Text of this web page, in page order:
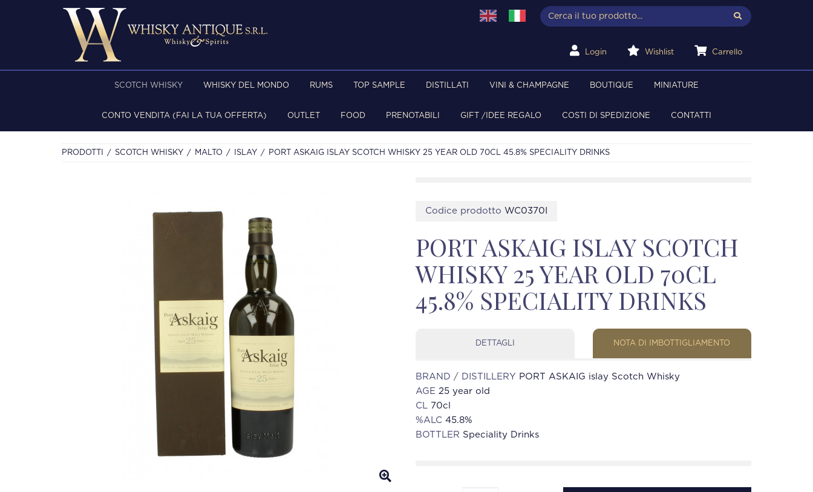
Login Wishlist Carrello
SCOTCH WHISKY WHISKY DEL MONDO RUMS TOP SAMPLE DISTILLATI VINI & CHAMPAGNE BOUTIQUE MINIATURE
CONTO VENDITA (FAI LA TUA OFFERTA) OUTLET FOOD PRENOTABILI GIFT /IDEE REGALO COSTI DI SPEDIZIONE CONTATTI
PRODOTTI SCOTCH WHISKY MALTO ISLAY PORT ASKAIG ISLAY SCOTCH WHISKY 25 YEAR OLD 70CL 45.8% SPECIALITY DRINKS
Codice prodotto WC0370I
PORT ASKAIG ISLAY SCOTCH
WHISKY 25 YEAR OLD 70CL
45.8% SPECIALITY DRINKS
DETTAGLI NOTA DI IMBOTTIGLIAMENTO
BRAND / DISTILLERY PORT ASKAIG islay Scotch Whisky
AGE 25 year old
CL 70cl
%ALC 45.8%
BOTTLER Speciality Drinks